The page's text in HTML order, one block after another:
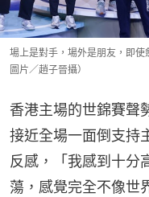
場上是對手，場外是朋友，即
圖片／趙子晉攝）
香港主場的世錦賽聲
接近全場一面倒支持
反感，「我感到十分
蕩，感覺完全不像世